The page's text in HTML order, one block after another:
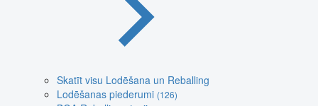
Skatīt visu Lodēšana un Reballing
Lodēšanas piederumi (126)